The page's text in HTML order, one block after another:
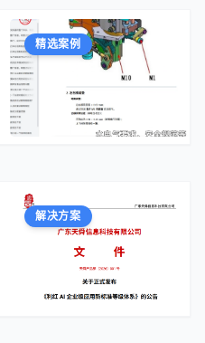
精选案例
解决方案